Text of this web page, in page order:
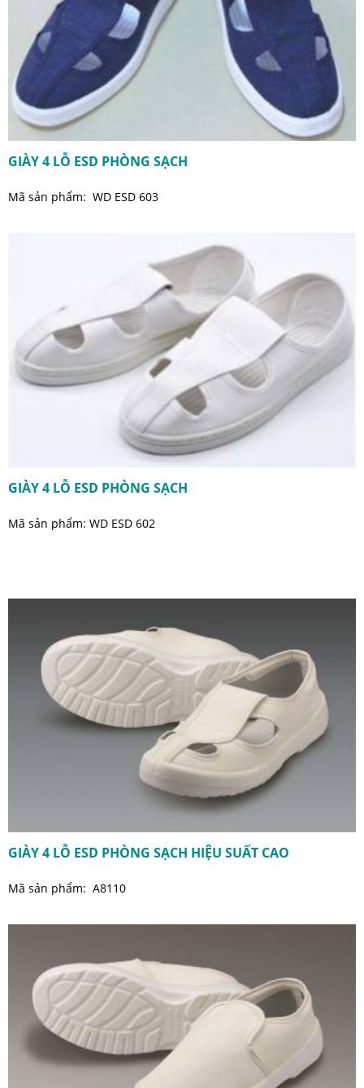
GIÀY 4 LỖ ESD PHÒNG SẠCH
Mã sản phẩm: WD ESD 603
GIÀY 4 LỖ ESD PHÒNG SẠCH
Mã sản phẩm: WD ESD 602
GIÀY 4 LỖ ESD PHÒNG SẠCH HIỆU SUẤT CAO
Mã sản phẩm: A8110